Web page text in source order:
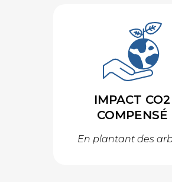
IMPACT CO2
COMPENSÉ
En plantant des